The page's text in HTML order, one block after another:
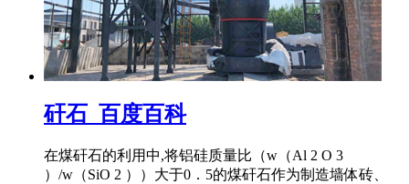
矸石_百度百科
在煤矸石的利用中,将铝硅质量比（w（Al 2 O 3
）/w（SiO 2 ））大于0．5的煤矸石作为制造墙体砖、